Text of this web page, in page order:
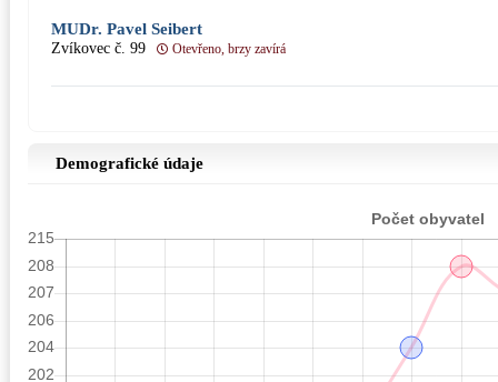
MUDr. Pavel Seibert
Zvíkovec č. 99 Otevřeno, brzy zavírá
Demografické údaje